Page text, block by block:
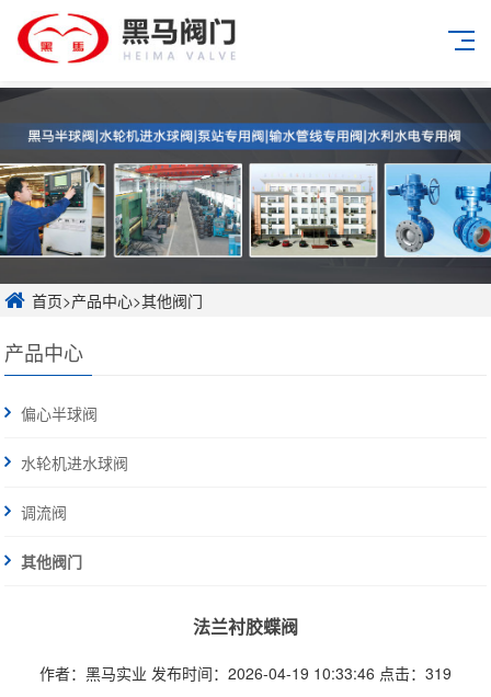
首页>产品中心>其他阀门
产品中心
偏心半球阀
水轮机进水球阀
调流阀
其他阀门
法兰衬胶蝶阀
作者：黑马实业 发布时间：2026-04-19 10:33:46 点击：319